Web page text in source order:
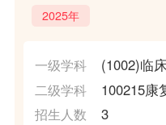
2025年
一级学科 (1002)临
二级学科 100215康
招生人数 3